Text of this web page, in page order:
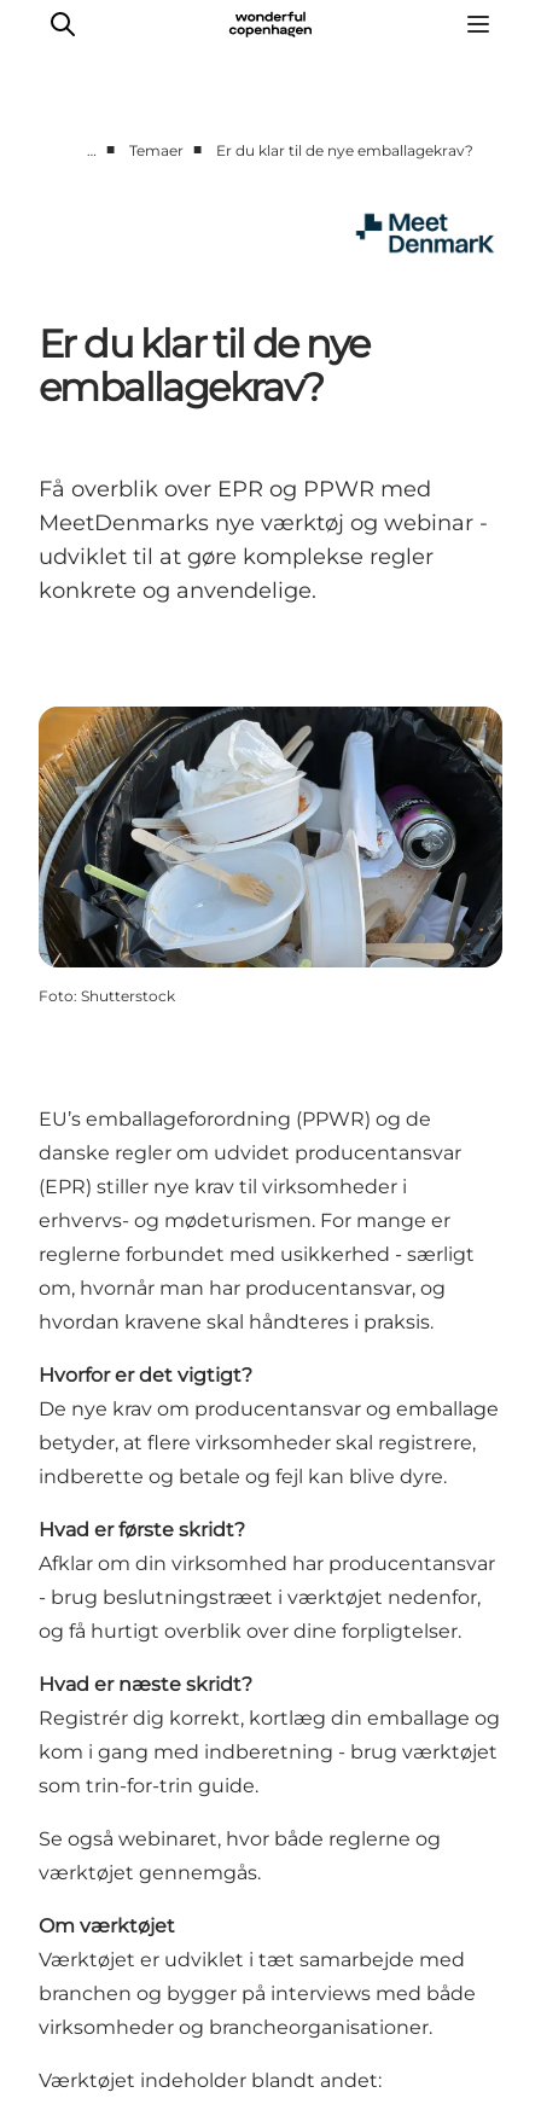
English
… ■ Temaer ■ Er du klar til de nye emballagekrav?
Er du klar til de nye
emballagekrav?
Få overblik over EPR og PPWR med
MeetDenmarks nye værktøj og webinar -
udviklet til at gøre komplekse regler
konkrete og anvendelige.
Foto: Shutterstock
EU’s emballageforordning (PPWR) og de
danske regler om udvidet producentansvar
(EPR) stiller nye krav til virksomheder i
erhvervs- og mødeturismen. For mange er
reglerne forbundet med usikkerhed - særligt
om, hvornår man har producentansvar, og
hvordan kravene skal håndteres i praksis.
Hvorfor er det vigtigt?
De nye krav om producentansvar og emballage
betyder, at flere virksomheder skal registrere,
indberette og betale og fejl kan blive dyre.
Hvad er første skridt?
Afklar om din virksomhed har producentansvar
- brug beslutningstræet i værktøjet nedenfor,
og få hurtigt overblik over dine forpligtelser.
Hvad er næste skridt?
Registrér dig korrekt, kortlæg din emballage og
kom i gang med indberetning - brug værktøjet
som trin-for-trin guide.
Se også webinaret, hvor både reglerne og
værktøjet gennemgås.
Om værktøjet
Værktøjet er udviklet i tæt samarbejde med
branchen og bygger på interviews med både
virksomheder og brancheorganisationer.
Værktøjet indeholder blandt andet: